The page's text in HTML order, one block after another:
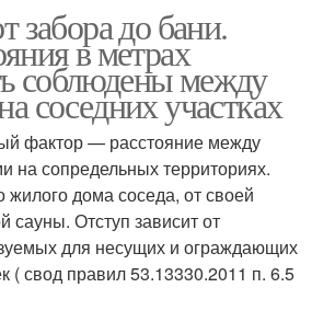
забора до бани.
в метрах
соблюдены между
соседних участках
фактор — расстояние между
на сопредельных территориях.
жилого дома соседа, от своей
сауны. Отступ зависит от
для несущих и ограждающих
( свод правил 53.13330.2011 п. 6.5